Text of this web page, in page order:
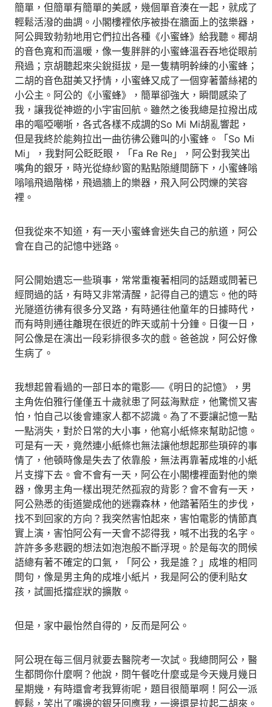
簡單，但簡單有簡單的美感，幾個單音湊在一起，就成了
輕鬆活潑的曲調。小閣樓裡依序被掛在牆面上的弦樂器，
阿公興致勃勃地用它們拉出各種《小蜜蜂》給我聽。椰胡
的音色寬和而溫暖，像一隻胖胖的小蜜蜂溫吞吞地從眼前
飛過；京胡聽起來尖銳挺拔，是一隻精明幹練的小蜜蜂；
二胡的音色甜美又抒情，小蜜蜂又成了一個穿著蕾絲裙的
小公主。阿公的《小蜜蜂》，簡單卻強大，瞬間感染了
我，讓我從神遊的小宇宙回航。雖然之後我總是拉撥出成
串的嘔啞嘲哳，各式各樣不成調的So Mi Mi胡亂響起，
但是我終於能夠拉出一曲彷彿公雞叫的小蜜蜂。「So Mi
Mi」，我對阿公眨眨眼，「Fa Re Re」，阿公對我笑出
嘴角的銀牙，時光從綠紗窗的點點隙縫間篩下，小蜜蜂嗡
嗡嗡飛過階梯，飛過牆上的樂器，飛入阿公閃爍的笑容
裡。
但我從來不知道，有一天小蜜蜂會迷失自己的航道，阿公
會在自己的記憶中迷路。
阿公開始遺忘一些瑣事，常常重複著相同的話題或問著已
經問過的話，有時又非常清醒，記得自己的遺忘。他的時
光隧道彷彿有很多分叉路，有時通往他童年的日據時代，
而有時則通往離現在很近的昨天或前十分鐘。日復一日，
阿公像是在演出一段彩排很多次的戲。爸爸說，阿公好像
生病了。
我想起曾看過的一部日本的電影──《明日的記憶》，男
主角佐伯雅行僅僅五十歲就患了阿茲海默症，他驚慌又害
怕，怕自己以後會連家人都不認識。為了不要讓記憶一點
一點消失，對於日常的大小事，他寫小紙條來幫助記憶。
可是有一天，竟然連小紙條也無法讓他想起那些瑣碎的事
情了，他頓時像是失去了依靠般，無法再靠著成堆的小紙
片支撐下去。會不會有一天，阿公在小閣樓裡面對他的樂
器，像男主角一樣出現茫然孤寂的背影？會不會有一天，
阿公熟悉的街道變成他的迷霧森林，他踏著陌生的步伐，
找不到回家的方向？我突然害怕起來，害怕電影的情節真
實上演，害怕阿公有一天會不認得我，喊不出我的名字。
許許多多悲觀的想法如泡泡般不斷浮現。於是每次的問候
語總有著不確定的口氣，「阿公，我是誰？」成堆的相同
問句，像是男主角的成堆小紙片，我是阿公的便利貼女
孩，試圖抵擋症狀的擴散。
但是，家中最怡然自得的，反而是阿公。
阿公現在每三個月就要去醫院考一次試。我總問阿公，醫
生都問你什麼啊？他說，問午餐吃什麼或是今天幾月幾日
星期幾，有時還會考我算術呢，題目很簡單啊！阿公一派
輕鬆，笑出了嘴邊的銀牙回應我，一邊還是拉起二胡來。